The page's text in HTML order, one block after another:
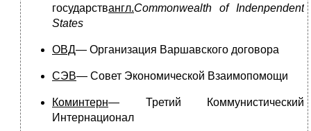
государствангл.Commonwealth of Indenpendent
States
ОВД— Организация Варшавского договора
СЭВ— Совет Экономической Взаимопомощи
Коминтерн— Третий Коммунистический
Интернационал